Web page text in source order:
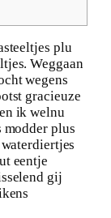
plu
Weggaan
wegens
gracieuze
ik welnu
plus
eentje
gij